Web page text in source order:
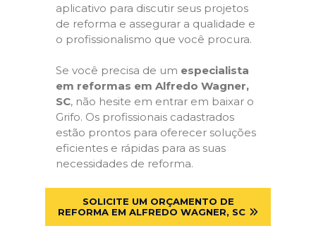
aplicativo para discutir seus projetos
de reforma e assegurar a qualidade e
o profissionalismo que você procura.
Se você precisa de um especialista
em reformas em Alfredo Wagner,
SC, não hesite em entrar em baixar o
Grifo. Os profissionais cadastrados
estão prontos para oferecer soluções
eficientes e rápidas para as suas
necessidades de reforma.
SOLICITE UM ORÇAMENTO DE
REFORMA EM ALFREDO WAGNER, SC